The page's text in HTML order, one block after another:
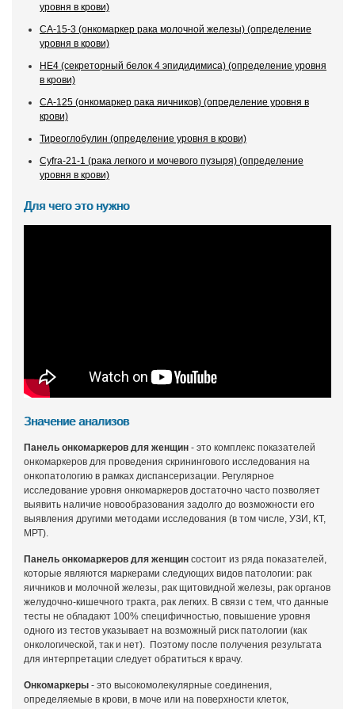
уровня в крови)
CA-15-3 (онкомаркер рака молочной железы) (определение
уровня в крови)
HE4 (секреторный белок 4 эпидидимиса) (определение уровня
в крови)
CA-125 (онкомаркер рака яичников) (определение уровня в
крови)
Тиреоглобулин (определение уровня в крови)
Cyfra-21-1 (рака легкого и мочевого пузыря) (определение
уровня в крови)
Для чего это нужно
Значение анализов
Панель онкомаркеров для женщин - это комплекс показателей
онкомаркеров для проведения скринингового исследования на
онкопатологию в рамках диспансеризации. Регулярное
исследование уровня онкомаркеров достаточно часто позволяет
выявить наличие новообразования задолго до возможности его
выявления другими методами исследования (в том числе, УЗИ, КТ,
МРТ).
Панель онкомаркеров для женщин состоит из ряда показателей,
которые являются маркерами следующих видов патологии: рак
яичников и молочной железы, рак щитовидной железы, рак органов
желудочно-кишечного тракта, рак легких. В связи с тем, что данные
тесты не обладают 100% специфичностью, повышение уровня
одного из тестов указывает на возможный риск патологии (как
онкологической, так и нет). Поэтому после получения результата
для интерпретации следует обратиться к врачу.
Онкомаркеры - это высокомолекулярные соединения,
определяемые в крови, в моче или на поверхности клеток,